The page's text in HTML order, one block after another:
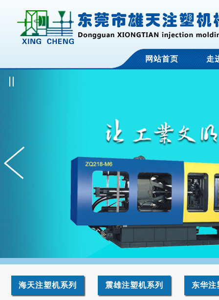
网站首页 走
海天注塑机系列 震雄注塑机系列 东华注